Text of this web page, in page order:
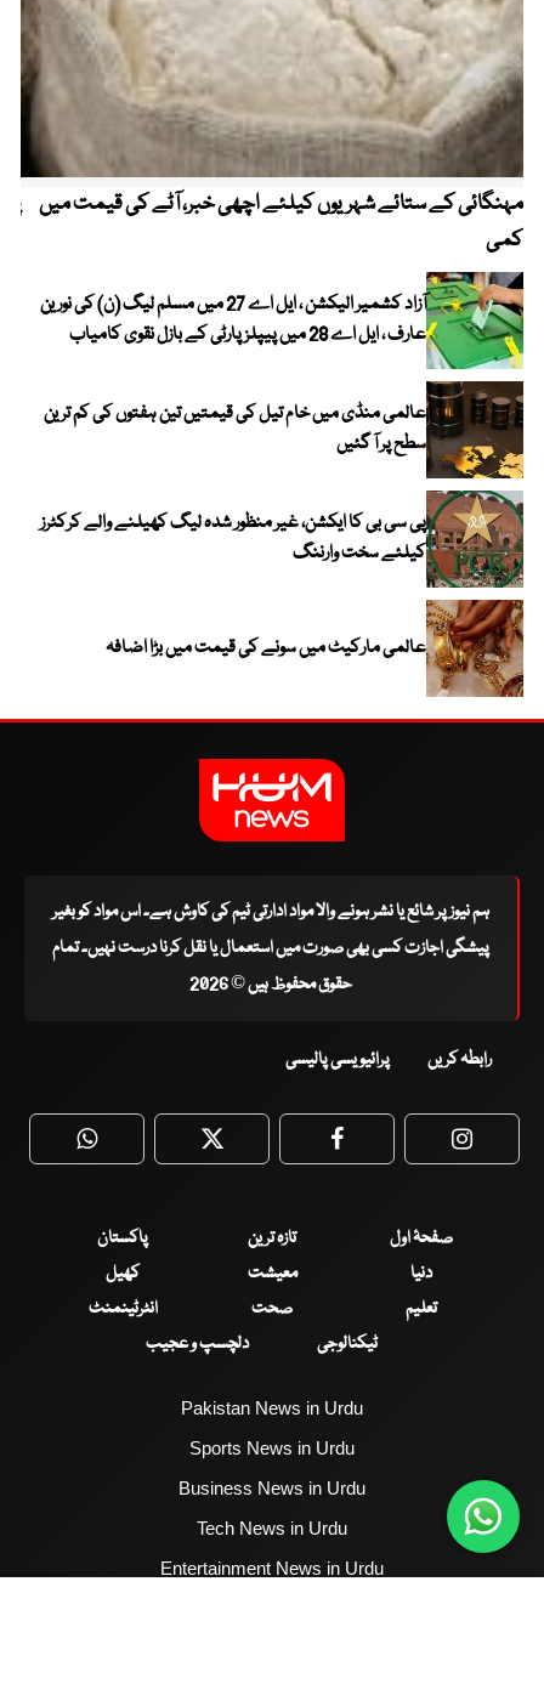
مہنگائی کے ستائے شہریوں کیلئے اچھی خبر، آٹے کی قیمت میں
کمی
آزاد کشمیر الیکشن ، ایل اے 27 میں مسلم لیگ (ن) کی نورین
عارف ، ایل اے 28 میں پیپلز پارٹی کے بازل نقوی کامیاب
عالمی منڈی میں خام تیل کی قیمتیں تین ہفتوں کی کم ترین
سطح پر آ گئیں
پی سی بی کا ایکشن، غیر منظور شدہ لیگ کھیلنے والے کرکٹرز
کیلئے سخت وارننگ
عالمی مارکیٹ میں سونے کی قیمت میں بڑا اضافہ
ہم نیوز پر شائع یا نشر ہونے والا مواد ادارتی ٹیم کی کاوش ہے۔ اس مواد کو بغیر
پیشگی اجازت کسی بھی صورت میں استعمال یا نقل کرنا درست نہیں۔ تمام
حقوق محفوظ ہیں © 2026
رابطہ کریں پرائیویسی پالیسی
WhatsApp Twitter Facebook
صفحۂ اول تازہ ترین
پاکستان
دنیا
معیشت
کھیل
تعلیم
صحت
انٹرٹینمنٹ
ٹیکنالوجی
دلچسپ و عجیب
Pakistan News in Urdu
Sports News in Urdu
Business News in Urdu
Tech News in Urdu
Entertainment News in Urdu